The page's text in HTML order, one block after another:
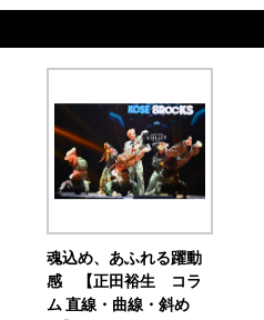
魂込め、あふれる躍動
感 【正田裕生 コラ
ム 直線・曲線・斜め